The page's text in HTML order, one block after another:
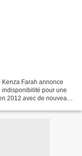
Farah annonce
indisponibilité pour une
2012 avec de nouveaux